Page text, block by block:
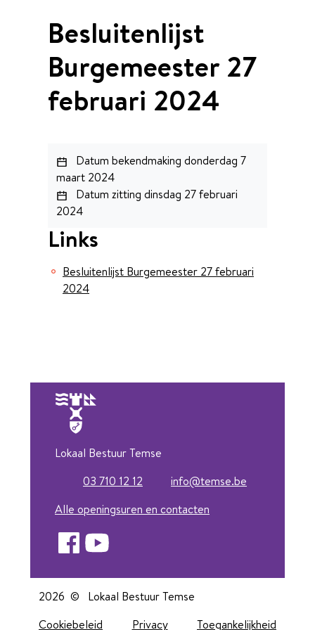
Besluitenlijst
Burgemeester 27
februari 2024
Datum bekendmaking donderdag 7
maart 2024
Datum zitting dinsdag 27 februari
2024
Links
Besluitenlijst Burgemeester 27 februari
2024
Lokaal Bestuur Temse
03 710 12 12
E-mail info@temse.be
Alle openingsuren en contacten
FacebookYouTube
2026 © Lokaal Bestuur Temse
Cookiebeleid
Privacy Toegankelijkheid